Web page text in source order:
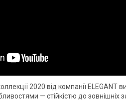
2020 від компанії ELEGANT
— стійкістю до зовнішніх